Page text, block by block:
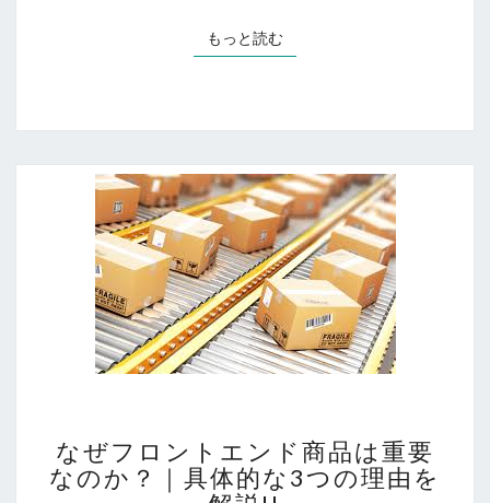
ビ
変
わ
る
2
つ
の
理
由
もっと読むもっと読む
ぜ
フ
なぜフロントエンド商品は重要
なのか？｜具体的な3つの理由を